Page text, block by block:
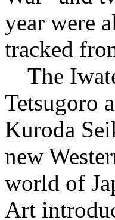
year were
tracked
The
Tetsugoro
Kuroda
new
world of
Art